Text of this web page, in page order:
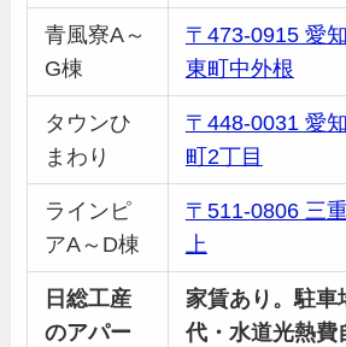
青風寮A～
G棟
〒473-0915 愛
東町中外根
タウンひ
まわり
〒448-0031 愛
町2丁目
ラインピ
アA～D棟
〒511-0806 三
上
日総工産
のアパー
家賃あり。駐車
代・水道光熱費